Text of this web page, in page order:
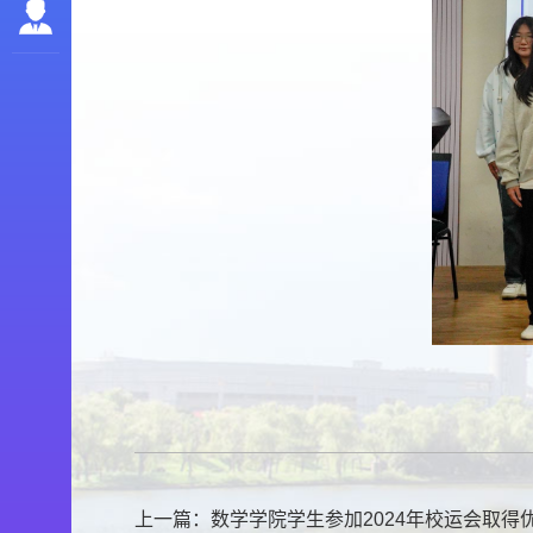
上一篇： 数学学院学生参加2024年校运会取得